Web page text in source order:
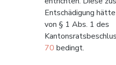
Entschädigung
von § 1 Abs. 1 des
70 bedingt.